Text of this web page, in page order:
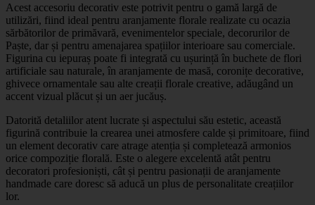
Acest accesoriu decorativ este potrivit pentru o gamă largă de
utilizări, fiind ideal pentru aranjamente florale realizate cu ocazia
sărbătorilor de primăvară, evenimentelor speciale, decorurilor de
Paște, dar și pentru amenajarea spațiilor interioare sau comerciale.
Figurina cu iepuraș poate fi integrată cu ușurință în buchete de flori
artificiale sau naturale, în aranjamente de masă, coronițe decorative,
ghivece ornamentale sau alte creații florale creative, adăugând un
accent vizual plăcut și un aer jucăuș.
Datorită detaliilor atent lucrate și aspectului său estetic, această
figurină contribuie la crearea unei atmosfere calde și primitoare, fiind
un element decorativ care atrage atenția și completează armonios
orice compoziție florală. Este o alegere excelentă atât pentru
decoratori profesioniști, cât și pentru pasionații de aranjamente
handmade care doresc să aducă un plus de personalitate creațiilor
lor.